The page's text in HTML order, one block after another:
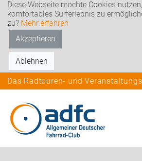
Diese Webseite möchte Cookies
komfortables Surferlebnis zu
zu? Mehr erfahren
Akzeptieren
Ablehnen
Das Radtouren- und